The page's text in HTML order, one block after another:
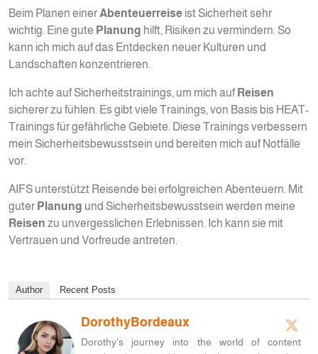
Beim Planen einer Abenteuerreise ist Sicherheit sehr
wichtig. Eine gute Planung hilft, Risiken zu vermindern. So
kann ich mich auf das Entdecken neuer Kulturen und
Landschaften konzentrieren.
Ich achte auf Sicherheitstrainings, um mich auf Reisen
sicherer zu fühlen. Es gibt viele Trainings, von Basis bis HEAT-
Trainings für gefährliche Gebiete. Diese Trainings verbessern
mein Sicherheitsbewusstsein und bereiten mich auf Notfälle
vor.
AIFS unterstützt Reisende bei erfolgreichen Abenteuern. Mit
guter Planung und Sicherheitsbewusstsein werden meine
Reisen zu unvergesslichen Erlebnissen. Ich kann sie mit
Vertrauen und Vorfreude antreten.
Author Recent Posts
DorothyBordeaux
Dorothy's journey into the world of content